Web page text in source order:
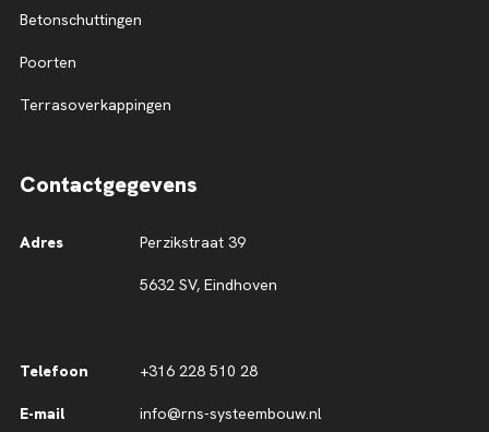
Betonschuttingen
Poorten
Terrasoverkappingen
Contactgegevens
Adres Perzikstraat 39
5632 SV, Eindhoven
Telefoon +316 228 510 28
E-mail info@rns-systeembouw.nl